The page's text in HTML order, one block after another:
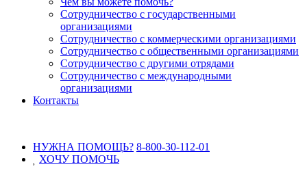
Сотрудничество с государственными
организациями
Сотрудничество с коммерческими организациями
Сотрудничество с общественными организациями
Сотрудничество с другими отрядами
Сотрудничество с международными
организациями
Контакты
НУЖНА ПОМОЩЬ? 8-800-30-112-01
ХОЧУПОМОЧЬ